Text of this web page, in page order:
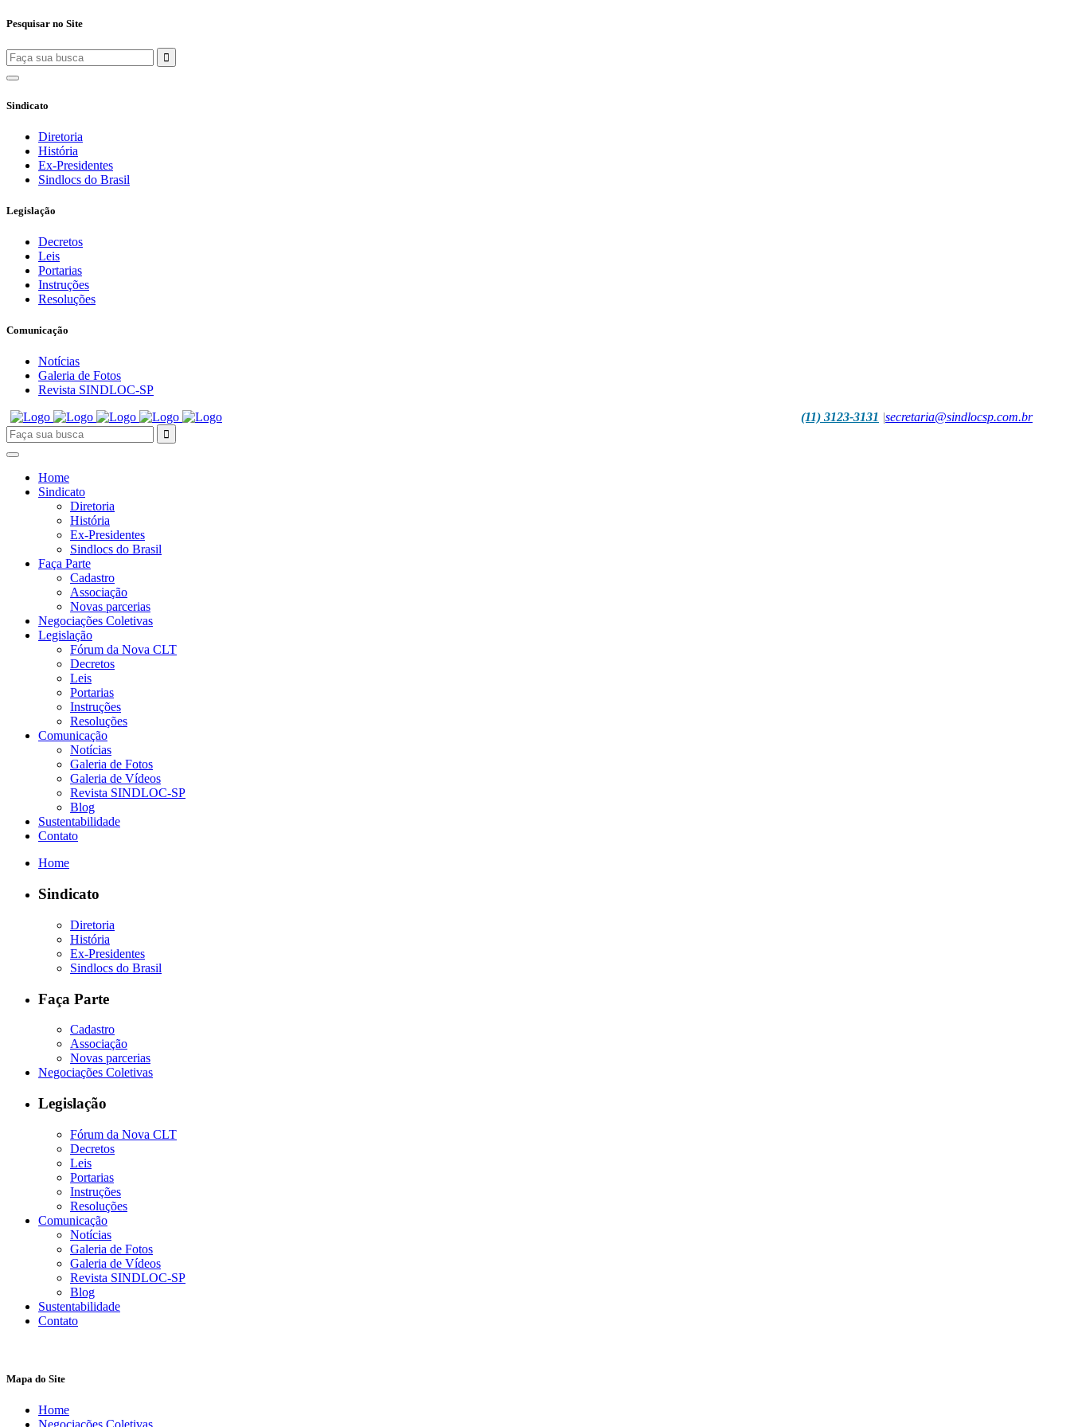
Pesquisar no Site
Sindicato
Diretoria
História
Ex-Presidentes
Sindlocs do Brasil
Legislação
Decretos
Leis
Portarias
Instruções
Resoluções
Comunicação
Notícias
Galeria de Fotos
Revista SINDLOC-SP
(11) 3123-3131 |secretaria@sindlocsp.com.br
Home
Sindicato
Diretoria
História
Ex-Presidentes
Sindlocs do Brasil
Faça Parte
Cadastro
Associação
Novas parcerias
Negociações Coletivas
Legislação
Fórum da Nova CLT
Decretos
Leis
Portarias
Instruções
Resoluções
Comunicação
Notícias
Galeria de Fotos
Galeria de Vídeos
Revista SINDLOC-SP
Blog
Sustentabilidade
Contato
Home
Sindicato
Diretoria
História
Ex-Presidentes
Sindlocs do Brasil
Faça Parte
Cadastro
Associação
Novas parcerias
Negociações Coletivas
Legislação
Fórum da Nova CLT
Decretos
Leis
Portarias
Instruções
Resoluções
Comunicação
Notícias
Galeria de Fotos
Galeria de Vídeos
Revista SINDLOC-SP
Blog
Sustentabilidade
Contato
Mapa do Site
Home
Negociações Coletivas